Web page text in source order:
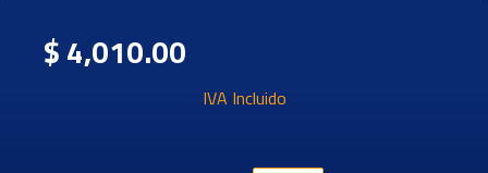
$ 4,010.00
IVA Incluido